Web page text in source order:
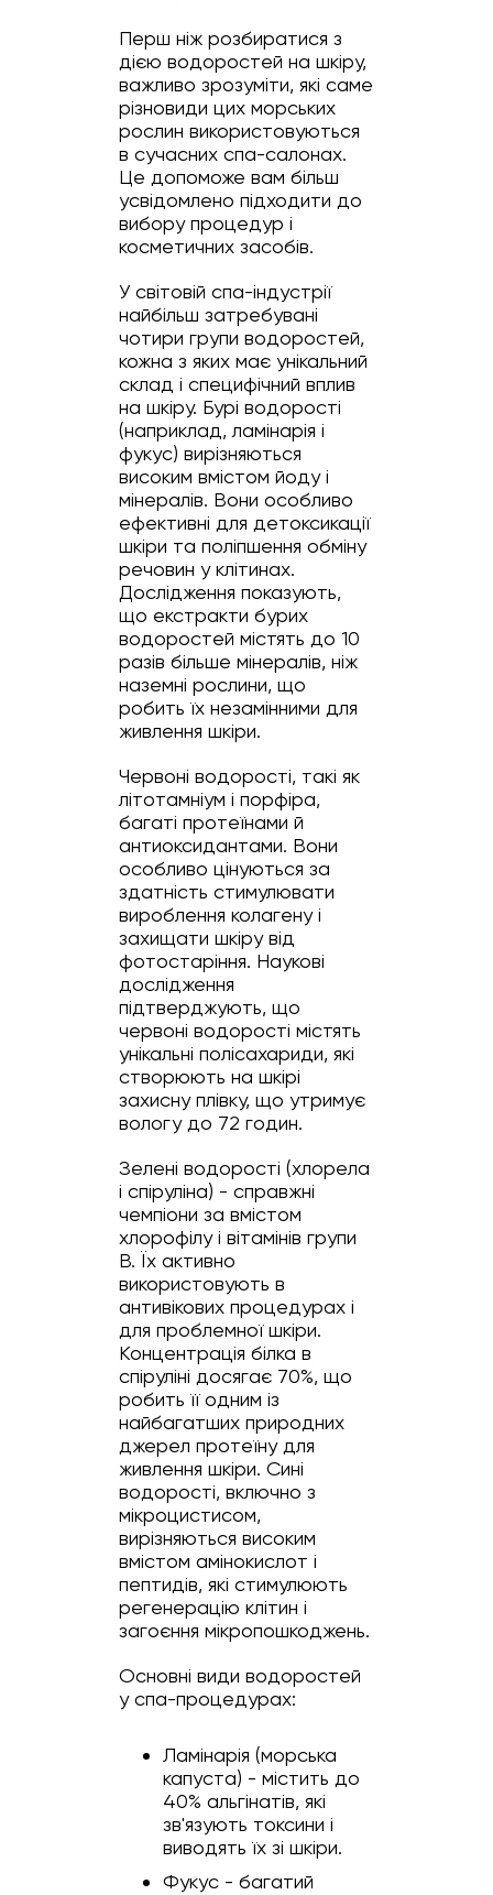
Перш ніж розбиратися з
дією водоростей на шкіру,
важливо зрозуміти, які саме
різновиди цих морських
рослин використовуються
в сучасних спа-салонах.
Це допоможе вам більш
усвідомлено підходити до
вибору процедур і
косметичних засобів.
У світовій спа-індустрії
найбільш затребувані
чотири групи водоростей,
кожна з яких має унікальний
склад і специфічний вплив
на шкіру. Бурі водорості
(наприклад, ламінарія і
фукус) вирізняються
високим вмістом йоду і
мінералів. Вони особливо
ефективні для детоксикації
шкіри та поліпшення обміну
речовин у клітинах.
Дослідження показують,
що екстракти бурих
водоростей містять до 10
разів більше мінералів, ніж
наземні рослини, що
робить їх незамінними для
живлення шкіри.
Червоні водорості, такі як
літотамніум і порфіра,
багаті протеїнами й
антиоксидантами. Вони
особливо цінуються за
здатність стимулювати
вироблення колагену і
захищати шкіру від
фотостаріння. Наукові
дослідження
підтверджують, що
червоні водорості містять
унікальні полісахариди, які
створюють на шкірі
захисну плівку, що утримує
вологу до 72 годин.
Зелені водорості (хлорела
і спіруліна) - справжні
чемпіони за вмістом
хлорофілу і вітамінів групи
B. Їх активно
використовують в
антивікових процедурах і
для проблемної шкіри.
Концентрація білка в
спіруліні досягає 70%, що
робить її одним із
найбагатших природних
джерел протеїну для
живлення шкіри. Сині
водорості, включно з
мікроцистисом,
вирізняються високим
вмістом амінокислот і
пептидів, які стимулюють
регенерацію клітин і
загоєння мікропошкоджень.
Основні види водоростей
у спа-процедурах:
Ламінарія (морська
капуста) - містить до
40% альгінатів, які
зв'язують токсини і
виводять їх зі шкіри.
Фукус - багатий